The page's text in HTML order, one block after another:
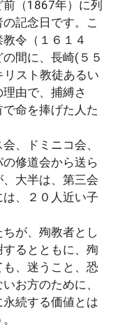
（1867年）に列
記念日です。こ
令（１６１４
間に、長崎(５５
リスト教徒あるい
由で、捕縛さ
命を捧げた人た
、ドミニコ会、
修道会から送ら
大半は、第三会
、２０人近い子
が、殉教者とし
るとともに、殉
、迷うこと、恐
お方のために、
続する価値とは